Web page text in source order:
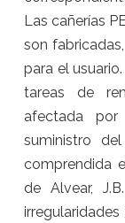
Las cañerías
son
para el
tareas de
afectada
suministro
comprendida
de Alvear,